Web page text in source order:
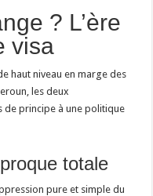
? L’ère
visa
haut niveau en marge des
les deux
de principe à une politique
totale
pure et simple du